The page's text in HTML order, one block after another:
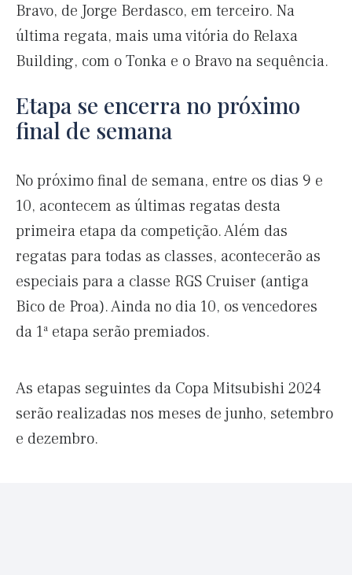
Bravo, de Jorge Berdasco, em terceiro. Na
última regata, mais uma vitória do Relaxa
Building, com o Tonka e o Bravo na sequência.
Etapa se encerra no próximo
final de semana
No próximo final de semana, entre os dias 9 e
10, acontecem as últimas regatas desta
primeira etapa da competição. Além das
regatas para todas as classes, acontecerão as
especiais para a classe RGS Cruiser (antiga
Bico de Proa). Ainda no dia 10, os vencedores
da 1ª etapa serão premiados.
As etapas seguintes da Copa Mitsubishi 2024
serão realizadas nos meses de junho, setembro
e dezembro.